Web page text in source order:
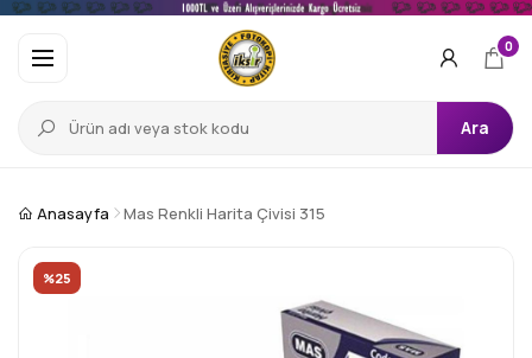
Ara
0
Anasayfa Mas Renkli Harita Çivisi 315
%25